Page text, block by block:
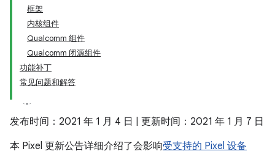
框架
内核组件
Qualcomm 组件
Qualcomm 闭源组件
功能补丁
常见问题和解答
发布时间：2021 年 1 月 4 日 | 更新时间：2021 年 1 月 7 日
本 Pixel 更新公告详细介绍了会影响受支持的 Pixel 设备